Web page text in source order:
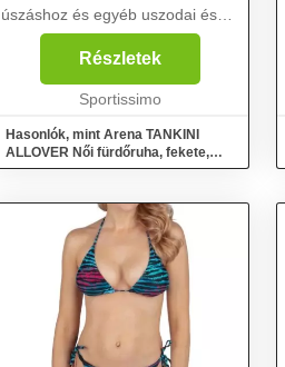
úszáshoz és egyéb uszodai és
strandtevékenységekhez. A
fürdőruha gyorsan száradó és
klórálló anyagból készült
elasztánnal, amely kellemes
Részletek
Sportissimo
Hasonlók, mint Arena TANKINI
ALLOVER Női fürdőruha, fekete,
méret